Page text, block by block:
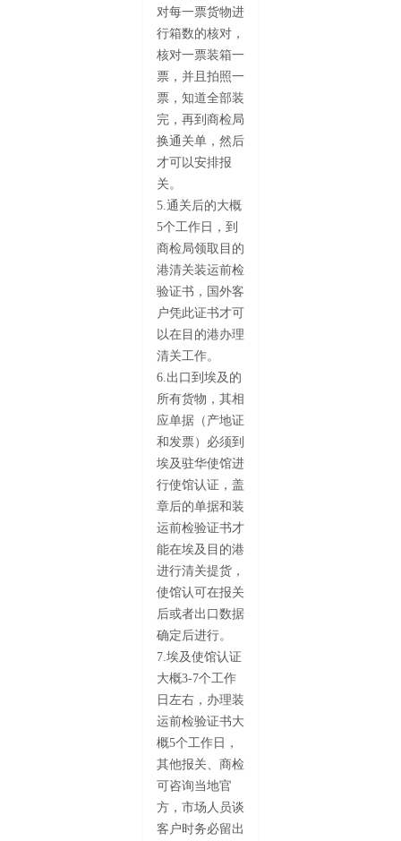
对每一票货物进
行箱数的核对，
核对一票装箱一
票，并且拍照一
票，知道全部装
完，再到商检局
换通关单，然后
才可以安排报
关。
5.通关后的大概
5个工作日，到
商检局领取目的
港清关装运前检
验证书，国外客
户凭此证书才可
以在目的港办理
清关工作。
6.出口到埃及的
所有货物，其相
应单据（产地证
和发票）必须到
埃及驻华使馆进
行使馆认证，盖
章后的单据和装
运前检验证书才
能在埃及目的港
进行清关提货，
使馆认可在报关
后或者出口数据
确定后进行。
7.埃及使馆认证
大概3-7个工作
日左右，办理装
运前检验证书大
概5个工作日，
其他报关、商检
可咨询当地官
方，市场人员谈
客户时务必留出